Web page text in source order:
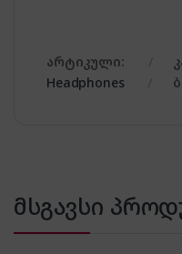
არტიკული:
Headphones
მსგავსი